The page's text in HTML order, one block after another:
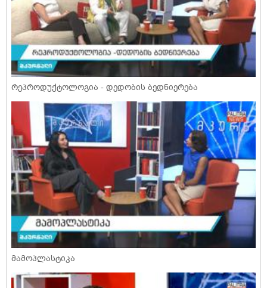
რეპროდუქტოლოგია - დედობის ბედნიერება
მამოპლასტიკა